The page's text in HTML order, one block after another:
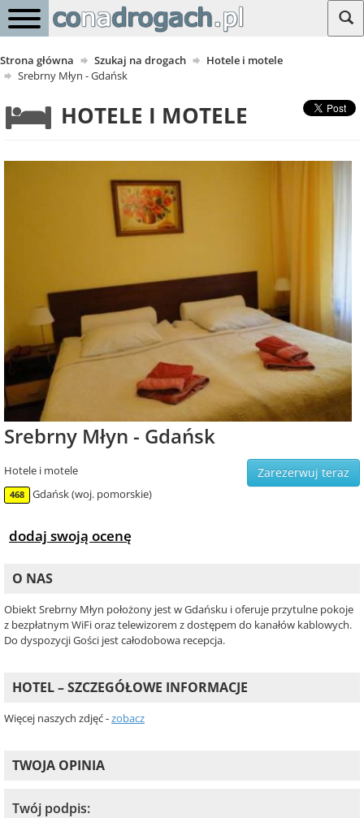
Strona główna Szukaj na drogach
Hotele i motele
Srebrny Młyn - Gdańsk
HOTELE I MOTELE
Srebrny Młyn - Gdańsk
Zarezerwuj teraz
Hotele i motele
468 Gdańsk (woj. pomorskie)
dodaj swoją ocenę
O NAS
Obiekt Srebrny Młyn położony jest w Gdańsku i oferuje przytulne pokoje
z bezpłatnym WiFi oraz telewizorem z dostępem do kanałów kablowych.
Do dyspozycji Gości jest całodobowa recepcja.
HOTEL – SZCZEGÓŁOWE INFORMACJE
Więcej naszych zdjęć -zobacz
TWOJA OPINIA
Twój podpis: